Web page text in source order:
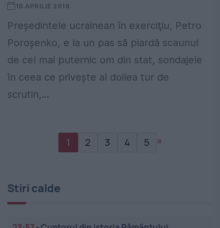
18 APRILIE 2019
Preşedintele ucrainean în exerciţiu, Petro
Poroşenko, e la un pas să piardă scaunul
de cel mai puternic om din stat, sondajele
în ceea ce privește al doilea tur de
scrutin,...
1 2 3 4 5 »
Stiri calde